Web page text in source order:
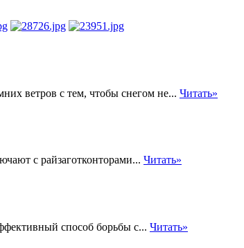
ветров с тем, чтобы снегом не... Читать»
с райзаготконторами... Читать»
способ борьбы с... Читать»